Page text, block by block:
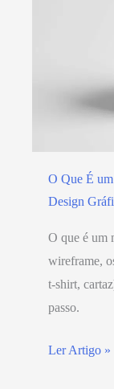
O Que É
Design
O que é um
wireframe,
t-shirt,
passo.
Ler Artigo »